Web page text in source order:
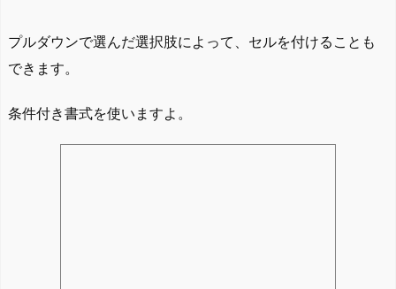
プルダウンで選んだ選択肢によって、セルを付けることも
できます。
条件付き書式を使いますよ。